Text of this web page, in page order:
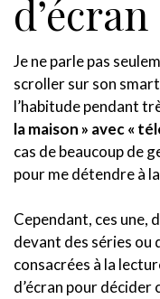
d’écran
Je ne parle pas
scroller sur son
l’habitude pendant
la maison » avec «
cas de beaucoup de
pour me détendre à
Cependant, ces une,
devant des séries
consacrées à la
d’écran pour décider